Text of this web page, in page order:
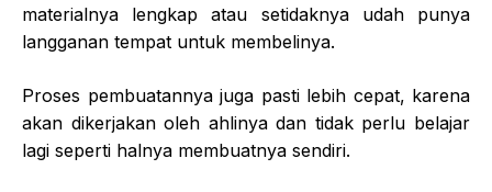
materialnya lengkap atau setidaknya udah punya
langganan tempat untuk membelinya.
Proses pembuatannya juga pasti lebih cepat, karena
akan dikerjakan oleh ahlinya dan tidak perlu belajar
lagi seperti halnya membuatnya sendiri.